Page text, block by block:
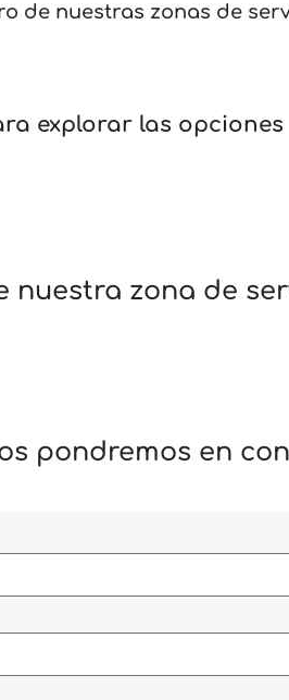
de nuestras zonas de
explorar las opciones
nuestra zona de
pondremos en